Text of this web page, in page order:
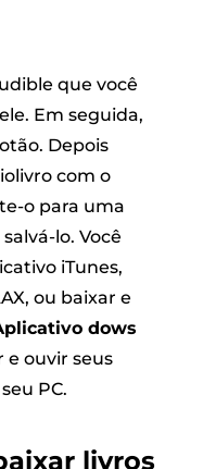
que você
Em seguida,
Depois
com o
o para uma
lo. Você
iTunes,
ou baixar e
dows
e ouvir seus
PC.
livros